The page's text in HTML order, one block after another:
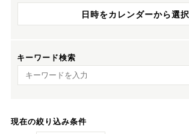
日時をカレンダーから選択
キーワード検索
キーワード検索
現在の絞り込み条件